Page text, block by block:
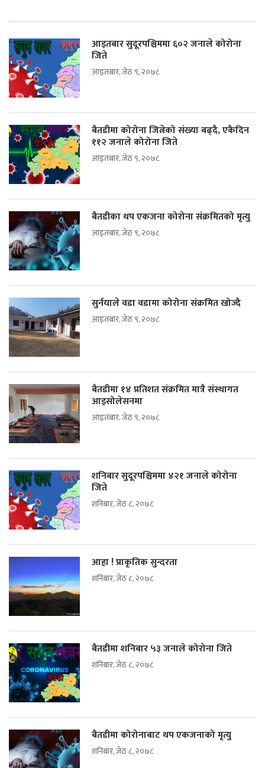
आइतबार सुदूरपश्चिममा ६०२ जनाले कोरोना
जिते
आइतबार, जेठ ९, २०७८
बैतडीमा कोरोना जित्नेको संख्या बढ्दै, एकैदिन
११२ जनाले कोरोना जिते
आइतबार, जेठ ९, २०७८
बैतडीका थप एकजना कोरोना संक्रमितको मृत्यु
आइतबार, जेठ ९, २०७८
सुर्नयाले वडा वडामा कोरोना संक्रमित खोज्दै
आइतबार, जेठ ९, २०७८
बैतडीमा १४ प्रतिशत संक्रमित मात्रै संस्थागत
आइसोलेसनमा
आइतबार, जेठ ९, २०७८
शनिबार सुदूरपश्चिममा ४२१ जनाले कोरोना
जिते
शनिबार, जेठ ८, २०७८
आहा ! प्राकृतिक सुन्दरता
शनिबार, जेठ ८, २०७८
बैतडीमा शनिबार ५३ जनाले कोरोना जिते
शनिबार, जेठ ८, २०७८
बैतडीमा कोरोनाबाट थप एकजनाको मृत्यु
शनिबार, जेठ ८, २०७८